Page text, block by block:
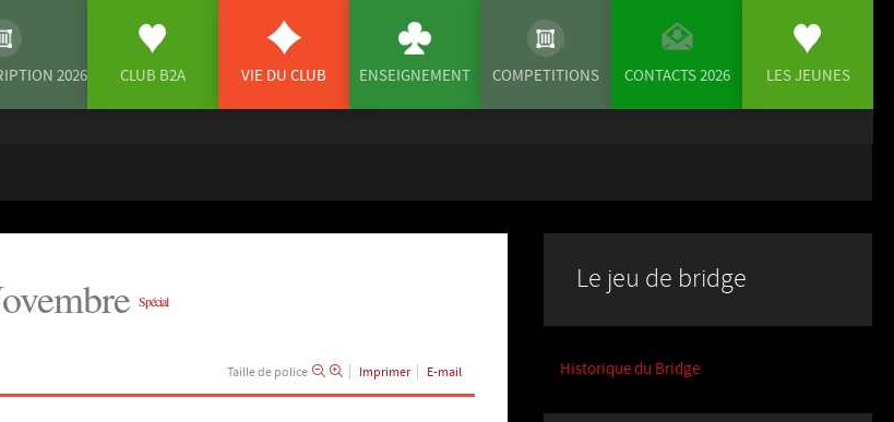
2026 CLUB B2A VIE DU CLUB ENSEIGNEMENT COMPETITIONS CONTACTS 2026 LES JEUNES
Spécial
Taille de police Imprimer E-mail
Le jeu de bridge
Historique du Bridge